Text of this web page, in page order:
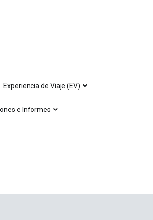
Experiencia de Viaje (EV)
e Informes